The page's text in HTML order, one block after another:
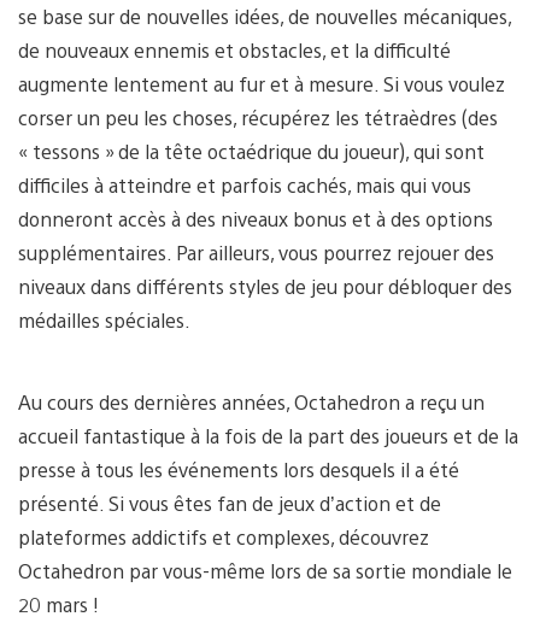
se base sur de nouvelles idées, de nouvelles mécaniques,
de nouveaux ennemis et obstacles, et la difficulté
augmente lentement au fur et à mesure. Si vous voulez
corser un peu les choses, récupérez les tétraèdres (des
« tessons » de la tête octaédrique du joueur), qui sont
difficiles à atteindre et parfois cachés, mais qui vous
donneront accès à des niveaux bonus et à des options
supplémentaires. Par ailleurs, vous pourrez rejouer des
niveaux dans différents styles de jeu pour débloquer des
médailles spéciales.
Au cours des dernières années, Octahedron a reçu un
accueil fantastique à la fois de la part des joueurs et de la
presse à tous les événements lors desquels il a été
présenté. Si vous êtes fan de jeux d’action et de
plateformes addictifs et complexes, découvrez
Octahedron par vous-même lors de sa sortie mondiale le
20 mars !